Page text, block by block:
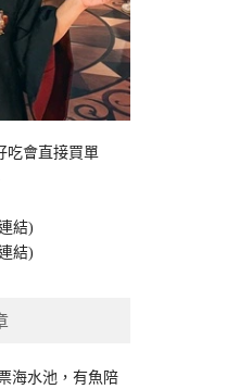
吃會直接買單
結)
結)
海水池，有魚陪